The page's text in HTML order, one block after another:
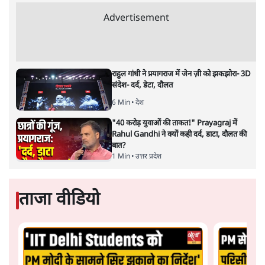
Advertisement
राहुल गांधी ने प्रयागराज में जेन ज़ी को झकझोरा- 3D
संदेश- दर्द, डेटा, दौलत
6 Min• देश
"40 करोड़ युवाओं की ताकत!" Prayagraj में
Rahul Gandhi ने क्यों कही दर्द, डाटा, दौलत की
बात?
1 Min• उत्तर प्रदेश
ताजा वीडियो